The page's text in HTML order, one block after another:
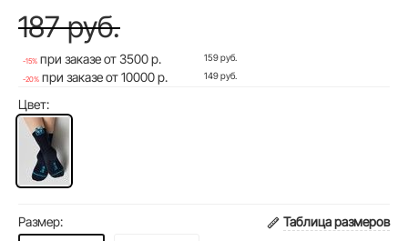
187 руб.
-15% при заказе от 3500 р. 159 руб.
-20% при заказе от 10000 р. 149 руб.
Цвет:
Размер: Таблица размеров